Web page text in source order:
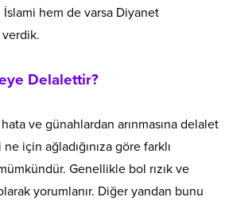
İslami hem de varsa Diyanet
Delalettir?
ve günahlardan arınmasına delalet
için ağladığınıza göre farklı
Genellikle bol rızık ve
yorumlanır. Diğer yandan bunu